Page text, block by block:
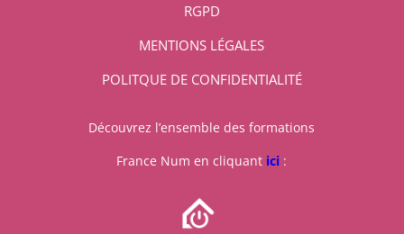
RGPD
MENTIONS LÉGALES
POLITQUE DE CONFIDENTIALITÉ
Découvrez l’ensemble des formations
France Num en cliquant ici :